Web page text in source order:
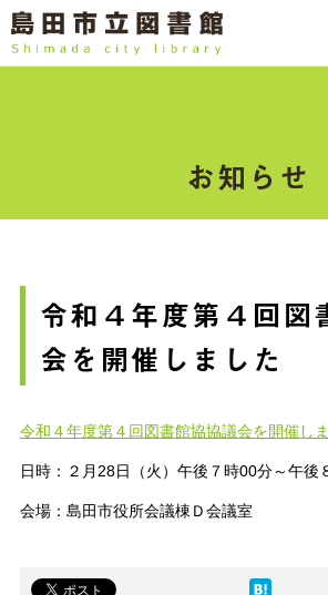
お知らせ
令和４年度第４回図
会を開催しました
令和４年度第４回図書館協協議会を開催し
日時：２月28日（火）午後７時00分～午後
会場：島田市役所会議棟Ｄ会議室